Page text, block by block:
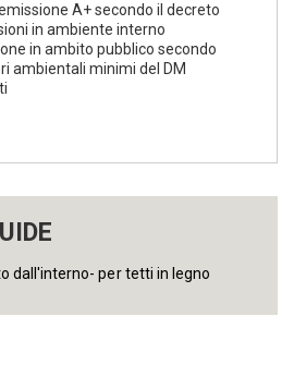
A+ secondo il decreto
in ambiente interno
in ambito pubblico secondo
ambientali minimi del DM
dall'interno- per tetti in legno